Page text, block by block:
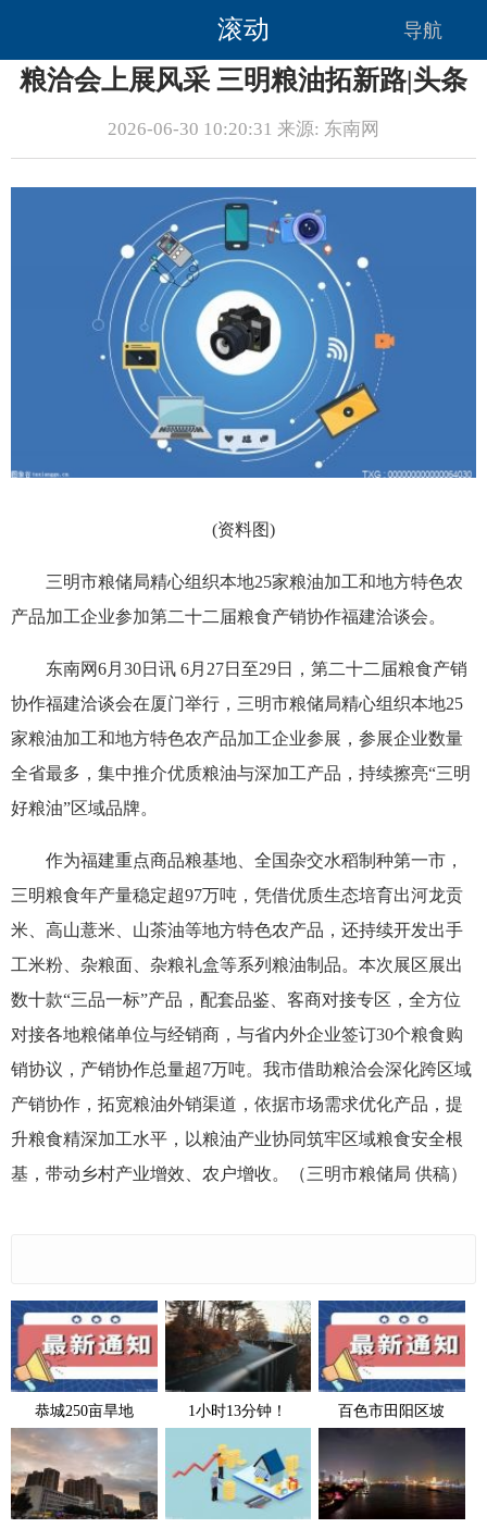
滚动 导航
粮洽会上展风采 三明粮油拓新路|头条
2026-06-30 10:20:31 来源: 东南网
(资料图)
三明市粮储局精心组织本地25家粮油加工和地方特色农
产品加工企业参加第二十二届粮食产销协作福建洽谈会。
东南网6月30日讯 6月27日至29日，第二十二届粮食产销
协作福建洽谈会在厦门举行，三明市粮储局精心组织本地25
家粮油加工和地方特色农产品加工企业参展，参展企业数量
全省最多，集中推介优质粮油与深加工产品，持续擦亮“三明
好粮油”区域品牌。
作为福建重点商品粮基地、全国杂交水稻制种第一市，
三明粮食年产量稳定超97万吨，凭借优质生态培育出河龙贡
米、高山薏米、山茶油等地方特色农产品，还持续开发出手
工米粉、杂粮面、杂粮礼盒等系列粮油制品。本次展区展出
数十款“三品一标”产品，配套品鉴、客商对接专区，全方位
对接各地粮储单位与经销商，与省内外企业签订30个粮食购
销协议，产销协作总量超7万吨。我市借助粮洽会深化跨区域
产销协作，拓宽粮油外销渠道，依据市场需求优化产品，提
升粮食精深加工水平，以粮油产业协同筑牢区域粮食安全根
基，带动乡村产业增效、农户增收。（三明市粮储局 供稿）
恭城250亩旱地 1小时13分钟！ 百色市田阳区坡